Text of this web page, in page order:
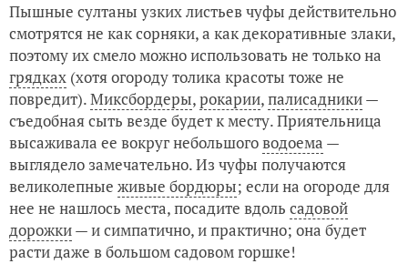
Пышные султаны узких листьев чуфы действительно
смотрятся не как сорняки, а как декоративные злаки,
поэтому их смело можно использовать не только на
грядках (хотя огороду толика красоты тоже не
повредит).Миксбордеры,рокарии,палисадники—
съедобная сыть везде будет к месту. Приятельница
высаживала ее вокруг небольшоговодоема —
выглядело замечательно. Из чуфы получаются
великолепные живые бордюры; если на огороде для
нее не нашлось места, посадите вдоль садовой
дорожки— и симпатично, и практично; она будет
расти даже в большом садовом горшке!